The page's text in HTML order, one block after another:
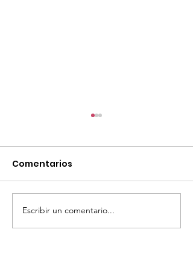
TourTravelynByFraveo
participó en la
Comentarios
Escribir un comentario...